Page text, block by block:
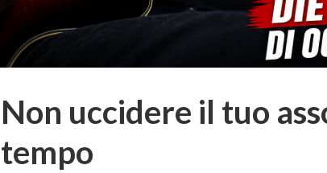
Non uccidere il tuo
tempo